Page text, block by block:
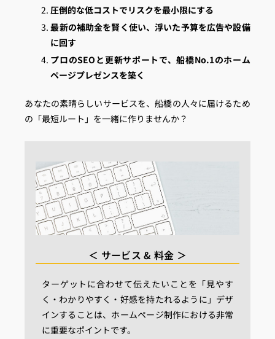
圧倒的な低コストでリスクを最小限にする
最新の補助金を賢く使い、浮いた予算を広告や設備
に回す
プロのSEOと更新サポートで、船橋No.1のホーム
ページプレゼンスを築く
あなたの素晴らしいサービスを、船橋の人々に届けるため
の「最短ルート」を一緒に作りませんか？
＜ サービス & 料金 ＞
ターゲットに合わせて伝えたいことを「見やす
く・わかりやすく・好感を持たれるように」デザ
インすることは、ホームページ制作における非常
に重要なポイントです。